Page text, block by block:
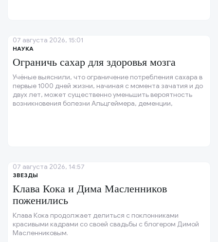
НАУКА
Ограничь сахар для здоровья мозга
Учёные выяснили, что ограничение потребления сахара в
первые 1000 дней жизни, начиная с момента зачатия и до
двух лет, может существенно уменьшить вероятность
возникновения болезни Альцгеймера, деменции,
07 августа 2026, 15:01
ЗВЕЗДЫ
Клава Кока и Дима Масленников
поженились
Клава Кока продолжает делиться с поклонниками
красивыми кадрами со своей свадьбы с блогером Димой
Масленниковым.
07 августа 2026, 14:57